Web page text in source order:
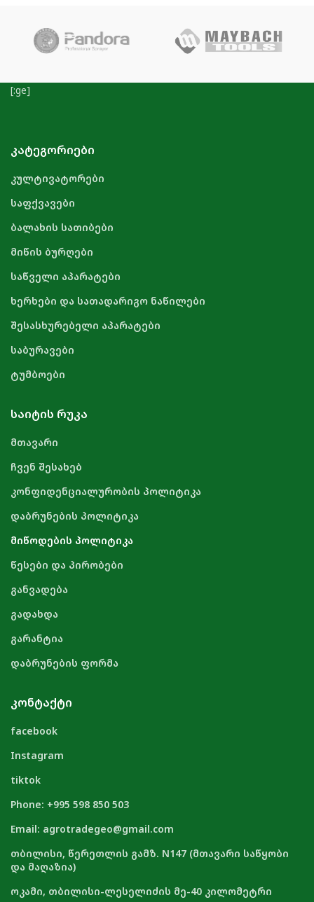
[:ge]
ᲙᲐᲢᲔᲒᲝᲠᲘᲔᲑᲘ
კულტივატორები
საფქვავები
ბალახის სათიბები
მიწის ბურღები
საწველი აპარატები
ხერხები და სათადარიგო ნაწილები
შესასხურებელი აპარატები
საბურავები
ტუმბოები
ᲡᲐᲘᲢᲘᲡ ᲠᲣᲙᲐ
მთავარი
ჩვენ შესახებ
კონფიდენციალურობის პოლიტიკა
დაბრუნების პოლიტიკა
მიწოდების პოლიტიკა
წესები და პირობები
განვადება
გადახდა
გარანტია
დაბრუნების ფორმა
ᲙᲝᲜᲢᲐᲥᲢᲘ
facebook
Instagram
tiktok
Phone: +995 598 850 503
Email: agrotradegeo@gmail.com
თბილისი, წერეთლის გამზ. N147 (მთავარი საწყობი
და მაღაზია)
ოკამი, თბილისი-ლესელიძის მე-40 კილომეტრი